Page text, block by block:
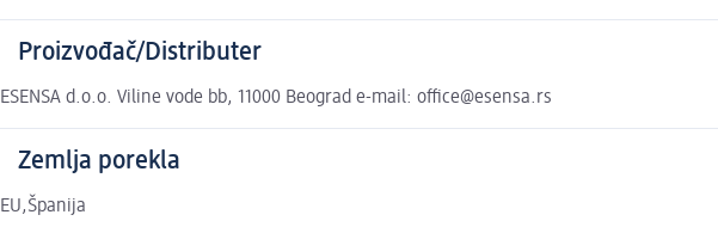
Proizvođač/Distributer
ESENSA d.o.o. Viline vode bb, 11000 Beograd e-mail: office@esensa.rs
Zemlja porekla
EU,Španija